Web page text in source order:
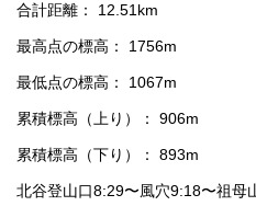
合計距離： 12.51km
最高点の標高： 1756m
最低点の標高： 1067m
累積標高（上り）： 906m
累積標高（下り）： 893m
北谷登山口8:29〜風穴9:18〜祖